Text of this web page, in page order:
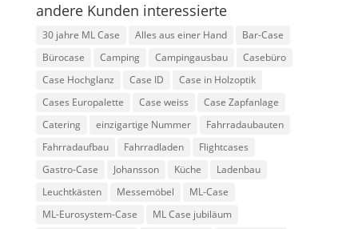
andere Kunden interessierte
30 jahre ML Case Alles aus einer Hand
Bar-Case
Bürocase
Camping Campingausbau
Casebüro
Case Hochglanz
Case ID
Case in Holzoptik
Cases Europalette
Case weiss
Case Zapfanlage
Catering
einzigartige Nummer
Fahrradaubauten
Fahrradaufbau
Fahrradladen
Flightcases
Gastro-Case
Johansson Küche
Ladenbau
Leuchtkästen
Messemöbel
ML-Case
ML-Eurosystem-Case
ML Case jubiläum